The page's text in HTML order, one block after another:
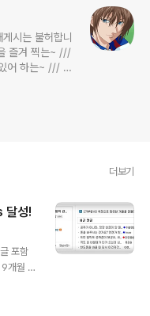
시는 불허합니
즐겨 찍는~ ///
어 하는~ /// 고
는~ 不老巨
더보기
성!
포함
9개월 1
일이